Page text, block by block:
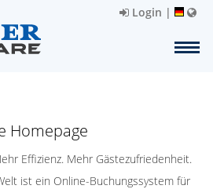
Login |
Homepage
Effizienz. Mehr Gästezufriedenheit.
ist ein Online-Buchungssystem für